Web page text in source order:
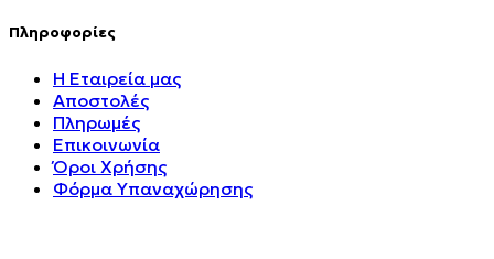
Πληροφορίες
Η Εταιρεία μας
Αποστολές
Πληρωμές
Επικοινωνία
Όροι Χρήσης
Φόρμα Υπαναχώρησης